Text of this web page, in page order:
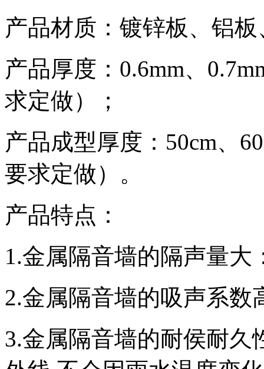
产品材质：镀锌板、铝
产品厚度：0.6mm、
求定做）；
产品成型厚度：50cm、
要求定做）。
产品特点：
1.金属隔音墙的隔声量大
2.金属隔音墙的吸声系数
3.金属隔音墙的耐侯耐久